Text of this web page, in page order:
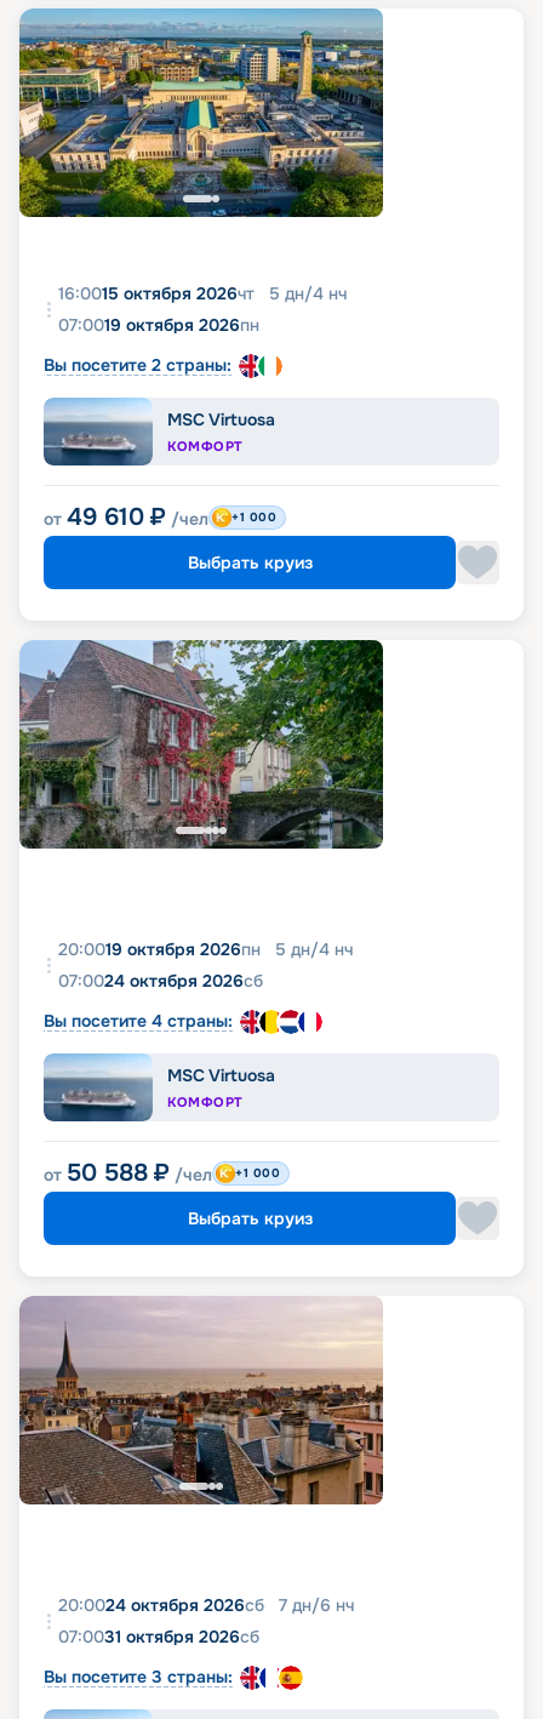
16:0015 октября 2026чт 5 дн/4 нч
07:0019 октября 2026пн
Вы посетите 2 страны:
MSC Virtuosa
КОМФОРТ
от 49 610 ₽ /чел +1 000
Выбрать круиз
20:0019 октября 2026пн 5 дн/4 нч
07:0024 октября 2026сб
Вы посетите 4 страны:
MSC Virtuosa
КОМФОРТ
от 50 588 ₽ /чел +1 000
Выбрать круиз
20:0024 октября 2026сб 7 дн/6 нч
07:0031 октября 2026сб
Вы посетите 3 страны: